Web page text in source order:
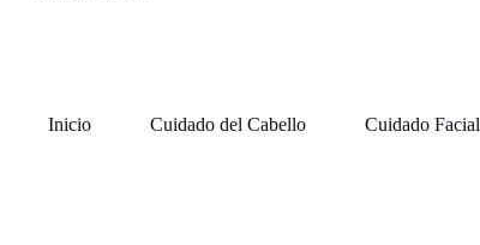
Inicio Cuidado del Cabello Cuidado Facial